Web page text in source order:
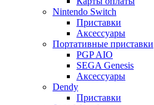
Nintendo Switch
Приставки
Аксессуары
Портативные приставки
PGP AIO
SEGA Genesis
Аксессуары
Dendy
Приставки